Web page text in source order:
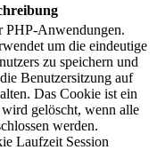
PHP-Anwendungen.
um die eindeutige
zu speichern und
Benutzersitzung auf
Das Cookie ist ein
gelöscht, wenn alle
werden.
Laufzeit Session